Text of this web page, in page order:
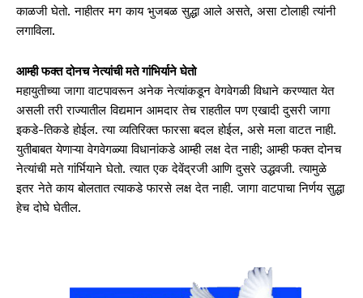
काळजी घेतो. नाहीतर मग काय भुजबळ सुद्धा आले असते, असा टोलाही त्यांनी
लगाविला.
आम्ही फक्‍त दोनच नेत्यांची मते गांभिर्याने घेतो
महायुतीच्या जागा वाटपावरून अनेक नेत्यांकडून वेगवेगळी विधाने करण्यात येत
असली तरी राज्यातील विद्यमान आमदार तेच राहतील पण एखादी दुसरी जागा
इकडे-तिकडे होईल. त्या व्यतिरिक्‍त फारसा बदल होईल, असे मला वाटत नाही.
युतीबाबत येणाऱ्या वेगवेगळ्या विधानांकडे आम्ही लक्ष देत नाही; आम्ही फक्‍त दोनच
नेत्यांची मते गांर्भियाने घेतो. त्यात एक देवेंद्रजी आणि दुसरे उद्धवजी. त्यामुळे
इतर नेते काय बोलतात त्याकडे फारसे लक्ष देत नाही. जागा वाटपाचा निर्णय सुद्धा
हेच दोघे घेतील.